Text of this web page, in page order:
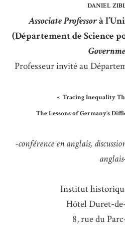
DANIEL
Associate Professorà
(Département de Science
Professeur invité au
« Tracing Inequality
The Lessons of Germany’s
-conférence en anglais,
Institut
Hôtel Duret-
8, rue du